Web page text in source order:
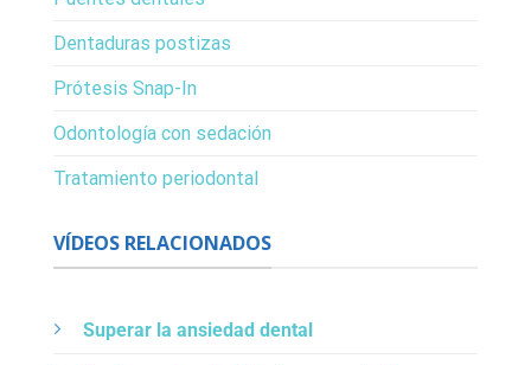
Dentaduras postizas
Prótesis Snap-In
Odontología con sedación
Tratamiento periodontal
VÍDEOS RELACIONADOS
Superar la ansiedad dental